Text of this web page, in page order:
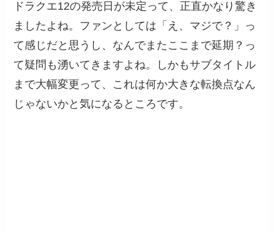
ドラクエ12の発売日が未定って、正直かなり驚き
ましたよね。ファンとしては「え、マジで？」っ
て感じだと思うし、なんでまたここまで延期？っ
て疑問も湧いてきますよね。しかもサブタイトル
まで大幅変更って、これは何か大きな転換点なん
じゃないかと気になるところです。